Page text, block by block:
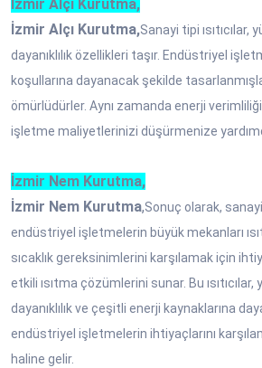
İzmir Alçı Kurutma,
İzmir Alçı Kurutma,Sanayi tipi ısıtıcılar,
dayanıklılık özellikleri taşır. Endüstriyel
koşullarına dayanacak şekilde
ömürlüdürler. Aynı zamanda enerji
işletme maliyetlerinizi düşürmenize
İzmir Nem Kurutma,
İzmir Nem Kurutma,Sonuç olarak, sanayi
endüstriyel işletmelerin büyük mekanları
sıcaklık gereksinimlerini karşılamak için
etkili ısıtma çözümlerini sunar. Bu
dayanıklılık ve çeşitli enerji kaynaklarına
endüstriyel işletmelerin ihtiyaçlarını
haline gelir.